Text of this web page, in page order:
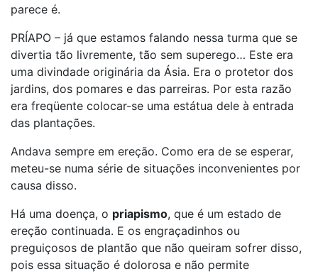
parece é.
PRÍAPO – já que estamos falando nessa turma que se
divertia tão livremente, tão sem superego… Este era
uma divindade originária da Ásia. Era o protetor dos
jardins, dos pomares e das parreiras. Por esta razão
era freqüente colocar-se uma estátua dele à entrada
das plantações.
Andava sempre em ereção. Como era de se esperar,
meteu-se numa série de situações inconvenientes por
causa disso.
Há uma doença, o priapismo, que é um estado de
ereção continuada. E os engraçadinhos ou
preguiçosos de plantão que não queiram sofrer disso,
pois essa situação é dolorosa e não permite